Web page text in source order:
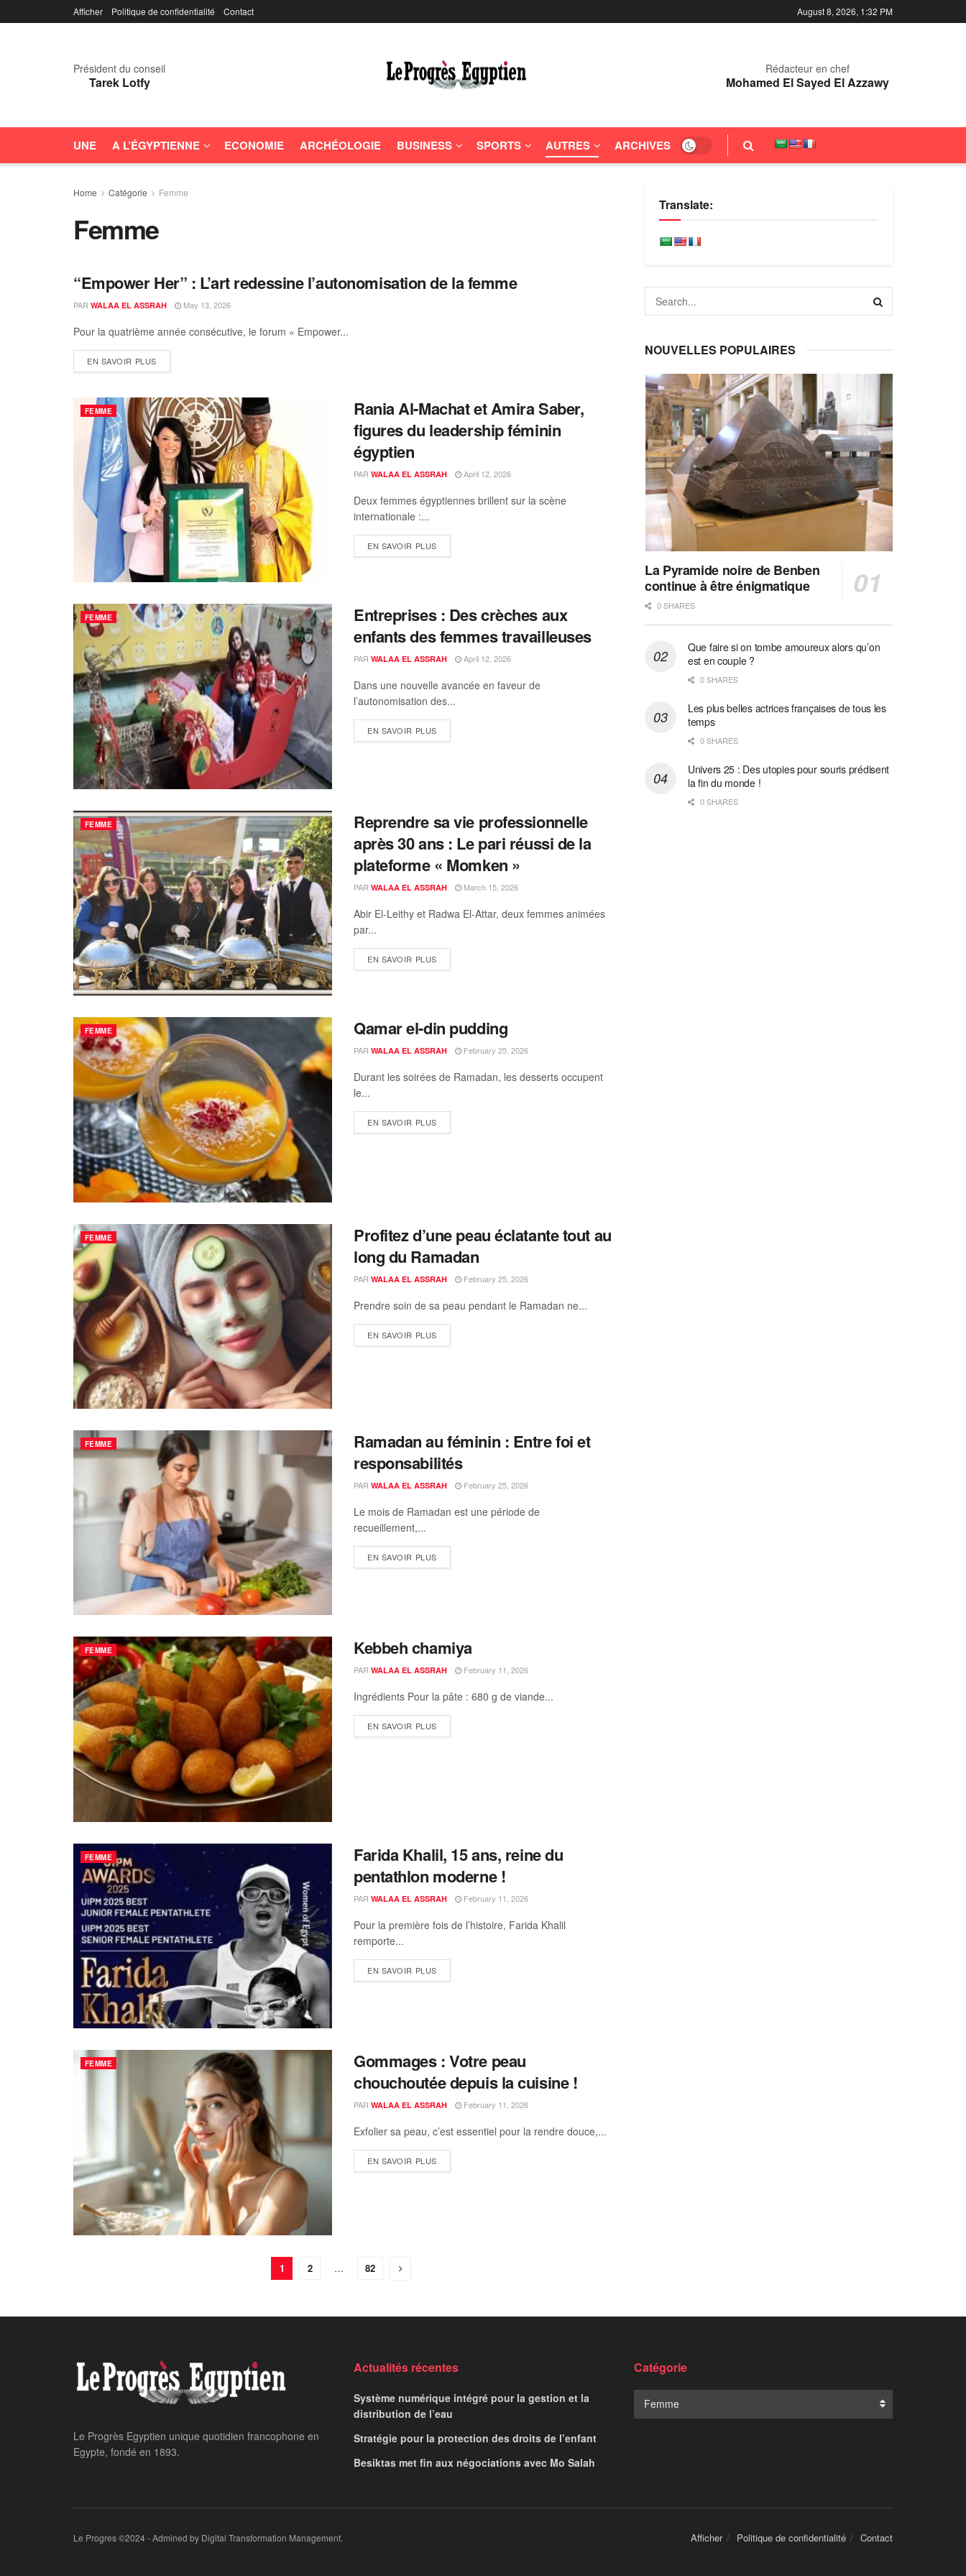
Afficher Politique de confidentialité Contact August 8, 2026, 1:32 PM
Président du conseil
Tarek Lotfy
Rédacteur en chef
Mohamed El Sayed El Azzawy
UNE A L’ÉGYPTIENNE ECONOMIE ARCHÉOLOGIE BUSINESS SPORTS AUTRES ARCHIVES
Home Catégorie Femme
Femme
FEMME
“Empower Her” : L’art redessine l’autonomisation de la femme
PAR WALAA EL ASSRAH May 13, 2026
Pour la quatrième année consécutive, le forum « Empower...
EN SAVOIR PLUS
FEMME
Rania Al-Machat et Amira Saber,
figures du leadership féminin
égyptien
PAR WALAA EL ASSRAH April 12, 2026
Deux femmes égyptiennes brillent sur la scène
internationale :...
EN SAVOIR PLUS
FEMME
Entreprises : Des crèches aux
enfants des femmes travailleuses
PAR WALAA EL ASSRAH April 12, 2026
Dans une nouvelle avancée en faveur de
l’autonomisation des...
EN SAVOIR PLUS
FEMME
Reprendre sa vie professionnelle
après 30 ans : Le pari réussi de la
plateforme « Momken »
PAR WALAA EL ASSRAH March 15, 2026
Abir El-Leithy et Radwa El-Attar, deux femmes animées
par...
EN SAVOIR PLUS
FEMME Qamar el-din pudding
PAR WALAA EL ASSRAH February 25, 2026
Durant les soirées de Ramadan, les desserts occupent
le...
EN SAVOIR PLUS
FEMME
Profitez d’une peau éclatante tout au
long du Ramadan
PAR WALAA EL ASSRAH February 25, 2026
Prendre soin de sa peau pendant le Ramadan ne...
EN SAVOIR PLUS
FEMME
Ramadan au féminin : Entre foi et
responsabilités
PAR WALAA EL ASSRAH February 25, 2026
Le mois de Ramadan est une période de
recueillement,...
EN SAVOIR PLUS
FEMME Kebbeh chamiya
PAR WALAA EL ASSRAH February 11, 2026
Ingrédients Pour la pâte : 680 g de viande...
EN SAVOIR PLUS
FEMME
Farida Khalil, 15 ans, reine du
pentathlon moderne !
PAR WALAA EL ASSRAH February 11, 2026
Pour la première fois de l’histoire, Farida Khalil
remporte...
EN SAVOIR PLUS
FEMME
Gommages : Votre peau
chouchoutée depuis la cuisine !
PAR WALAA EL ASSRAH February 11, 2026
Exfolier sa peau, c’est essentiel pour la rendre douce,...
EN SAVOIR PLUS
1 2 … 82
Translate:
NOUVELLES POPULAIRES
La Pyramide noire de Benben
continue à être énigmatique
0 SHARES
Que faire si on tombe amoureux alors qu’on
est en couple ?
0 SHARES
Les plus belles actrices françaises de tous les
temps
0 SHARES
Univers 25 : Des utopies pour souris prédisent
la fin du monde !
0 SHARES
Le Progrès Egyptien unique quotidien francophone en
Egypte, fondé en 1893.
Actualités récentes
Système numérique intégré pour la gestion et la
distribution de l’eau
Stratégie pour la protection des droits de l’enfant
Besiktas met fin aux négociations avec Mo Salah
Catégorie
Femme
Afficher Politique de confidentialité Contact
Le Progres ©2024 - Admined by Digital Transformation Management.